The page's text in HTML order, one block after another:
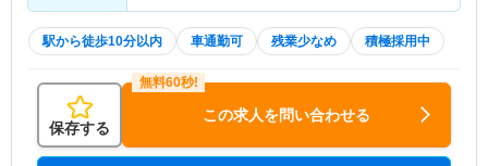
駅から徒歩10分以内 車通勤可 残業少なめ 積極採用中
保存する
この求人を問い合わせる